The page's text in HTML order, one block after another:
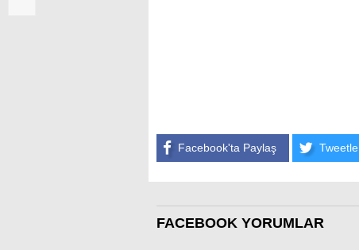
Facebook'ta Paylaş Tweetle
FACEBOOK YORUMLAR